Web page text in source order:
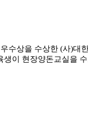
수상을 수상한 (사)대
생이 현장양돈교실을